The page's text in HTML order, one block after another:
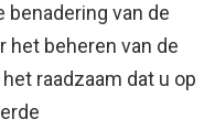
van de
het beheren van de
raadzaam dat u op